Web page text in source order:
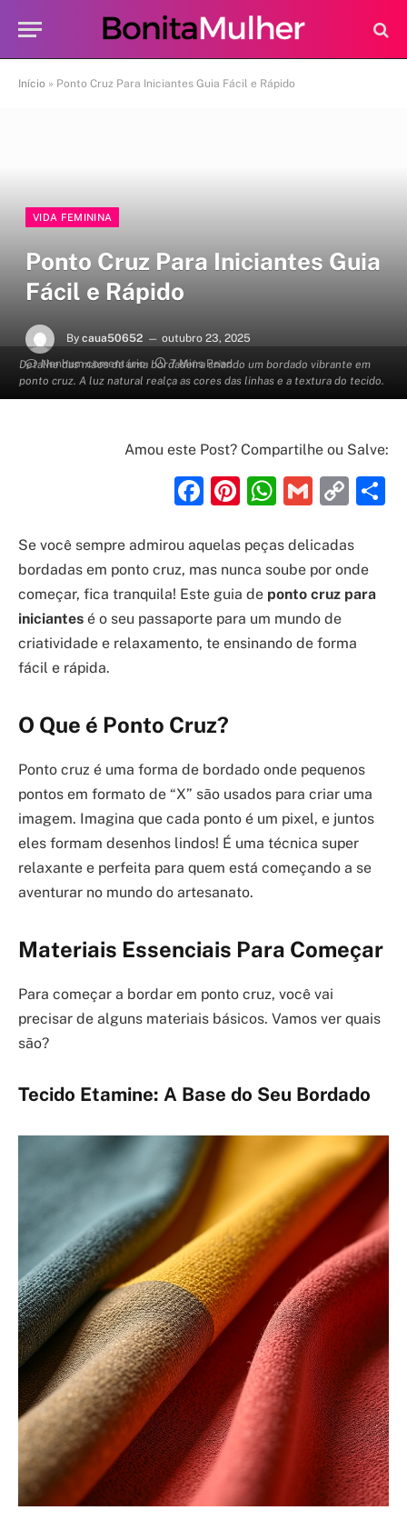
Início » Ponto Cruz Para Iniciantes Guia Fácil e Rápido
Detalhe das mãos de uma bordadeira criando um bordado vibrante em
ponto cruz. A luz natural realça as cores das linhas e a textura do tecido.
VIDA FEMININA
Ponto Cruz Para Iniciantes Guia
Fácil e Rápido
By caua50652
outubro 23, 2025
Nenhum comentário
7 Mins Read
Amou este Post? Compartilhe ou Salve:
Facebook
Pinterest
Gmail
Se você sempre admirou aquelas peças delicadas
bordadas em ponto cruz, mas nunca soube por onde
começar, fica tranquila! Este guia de ponto cruz para
iniciantes é o seu passaporte para um mundo de
criatividade e relaxamento, te ensinando de forma
fácil e rápida.
O Que é Ponto Cruz?
Ponto cruz é uma forma de bordado onde pequenos
pontos em formato de “X” são usados para criar uma
imagem. Imagina que cada ponto é um pixel, e juntos
eles formam desenhos lindos! É uma técnica super
relaxante e perfeita para quem está começando a se
aventurar no mundo do artesanato.
Materiais Essenciais Para Começar
Para começar a bordar em ponto cruz, você vai
precisar de alguns materiais básicos. Vamos ver quais
são?
Tecido Etamine: A Base do Seu Bordado